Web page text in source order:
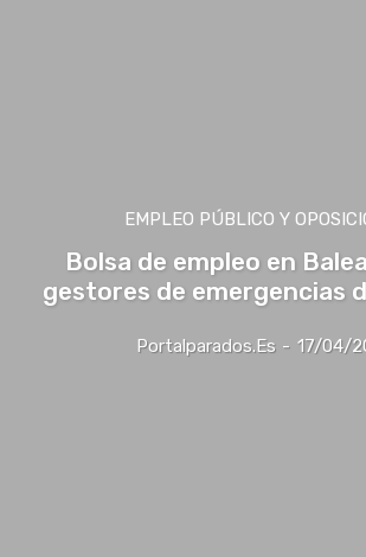
EMPLEO PÚBLICO Y
Bolsa de empleo en
gestores de emergencias
Portalparados.es - 17/04/